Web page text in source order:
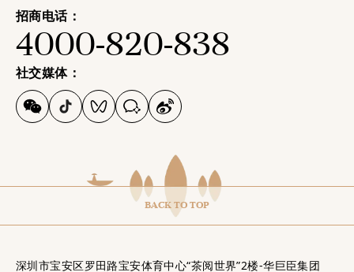
招商电话：
4000-820-838
社交媒体：
BACK TO TOP
深圳市宝安区罗田路宝安体育中心“茶阅世界”2楼-华巨臣集团